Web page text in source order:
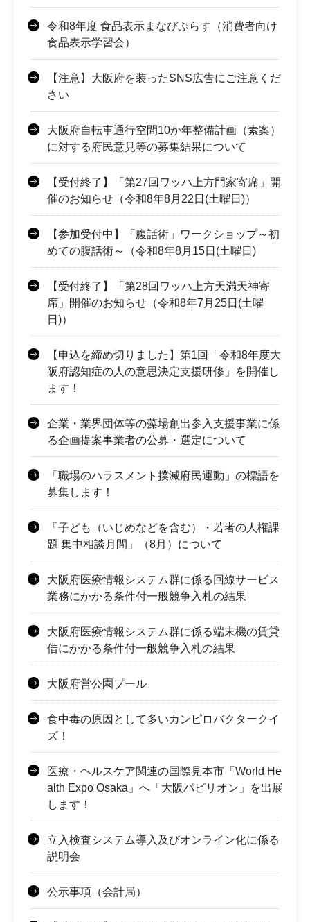
令和8年度 食品表示まなびぷらす（消費者向け
食品表示学習会）
【注意】大阪府を装ったSNS広告にご注意くだ
さい
大阪府自転車通行空間10か年整備計画（素案）
に対する府民意見等の募集結果について
【受付終了】「第27回ワッハ上方門家寄席」開
催のお知らせ（令和8年8月22日(土曜日)）
【参加受付中】「腹話術」ワークショップ～初
めての腹話術～（令和8年8月15日(土曜日)
【受付終了】「第28回ワッハ上方天満天神寄
席」開催のお知らせ（令和8年7月25日(土曜
日)）
【申込を締め切りました】第1回「令和8年度大
阪府認知症の人の意思決定支援研修」を開催し
ます！
企業・業界団体等の藻場創出参入支援事業に係
る企画提案事業者の公募・選定について
「職場のハラスメント撲滅府民運動」の標語を
募集します！
「子ども（いじめなどを含む）・若者の人権課
題 集中相談月間」（8月）について
大阪府医療情報システム群に係る回線サービス
業務にかかる条件付一般競争入札の結果
大阪府医療情報システム群に係る端末機の賃貸
借にかかる条件付一般競争入札の結果
大阪府営公園プール
食中毒の原因として多いカンピロバクタークイ
ズ！
医療・ヘルスケア関連の国際見本市「World He
alth Expo Osaka」へ「大阪パビリオン」を出展
します！
立入検査システム導入及びオンライン化に係る
説明会
公示事項（会計局）